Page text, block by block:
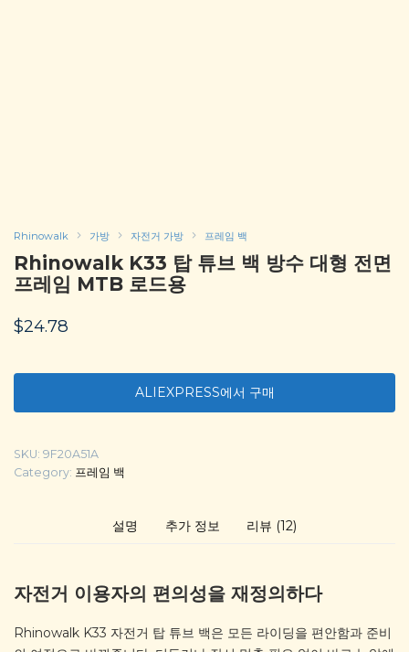
Rhinowalk 가방 자전거 가방 프레임 백
Rhinowalk K33 탑 튜브 백 방수 대형 전면
프레임 MTB 로드용
$24.78
ALIEXPRESS에서 구매
SKU: 9F20A51A
Category: 프레임 백
설명 추가 정보 리뷰 (12)
자전거 이용자의 편의성을 재정의하다
Rhinowalk K33 자전거 탑 튜브 백은 모든 라이딩을 편안함과 준비